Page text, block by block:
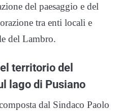
del paesaggio e del
tra enti locali e
del Lambro.
territorio del
lago di Pusiano
dal Sindaco Paolo